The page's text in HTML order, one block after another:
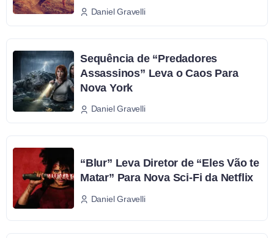
Daniel Gravelli
Sequência de “Predadores
Assassinos” Leva o Caos Para
Nova York
Daniel Gravelli
“Blur” Leva Diretor de “Eles Vão te
Matar” Para Nova Sci-Fi da Netflix
Daniel Gravelli